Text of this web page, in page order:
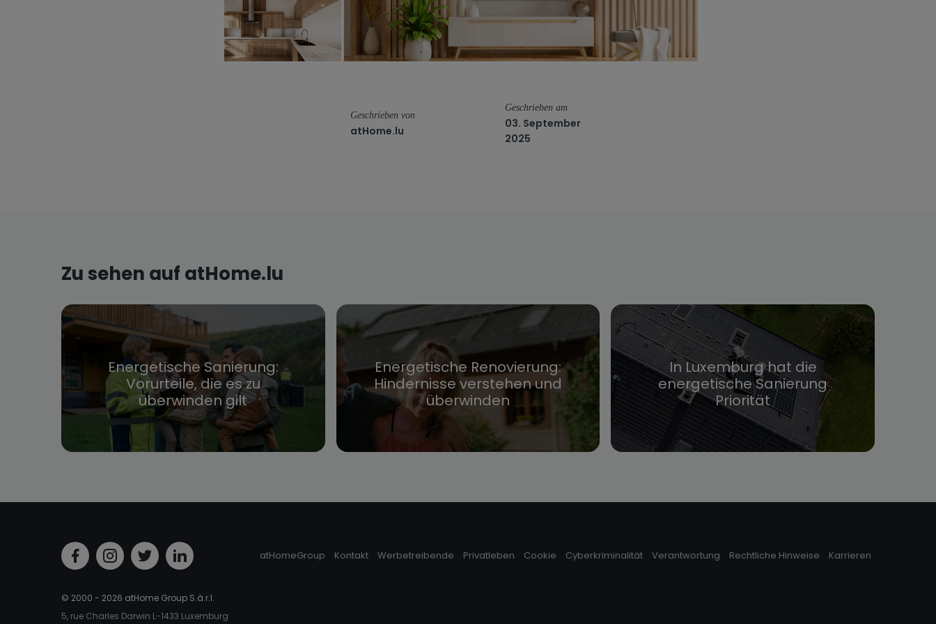
Geschrieben von
atHome.lu
Geschrieben am
03. September
2025
Zu sehen auf atHome.lu
Energetische Sanierung:
Vorurteile, die es zu
überwinden gilt
Energetische Renovierung:
Hindernisse verstehen und
überwinden
In Luxemburg hat die
energetische Sanierung
Priorität
atHomeGroup Kontakt Werbetreibende Privatleben Cookie Cyberkriminalität Verantwortung Rechtliche Hinweise Karrieren
© 2000 - 2026 atHome Group S.à.r.l.
5, rue Charles Darwin L-1433 Luxemburg